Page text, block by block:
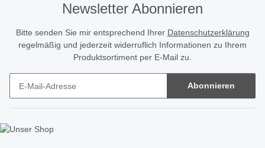
Newsletter Abonnieren
Bitte senden Sie mir entsprechend Ihrer Datenschutzerklärung
regelmäßig und jederzeit widerruflich Informationen zu Ihrem
Produktsortiment per E-Mail zu.
Abonnieren